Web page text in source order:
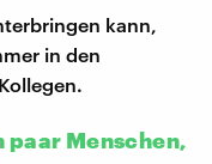
kann,
in den
paar Menschen,